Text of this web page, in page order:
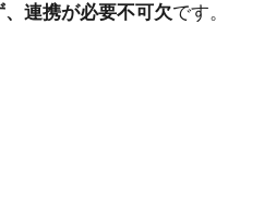
連携が必要不可欠です。